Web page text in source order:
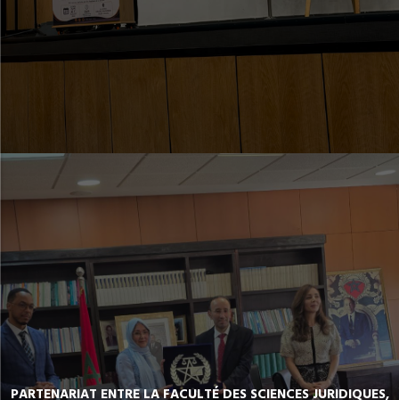
PARTENARIAT ENTRE LA FACULTÉ DES SCIENCES JURIDIQUES,